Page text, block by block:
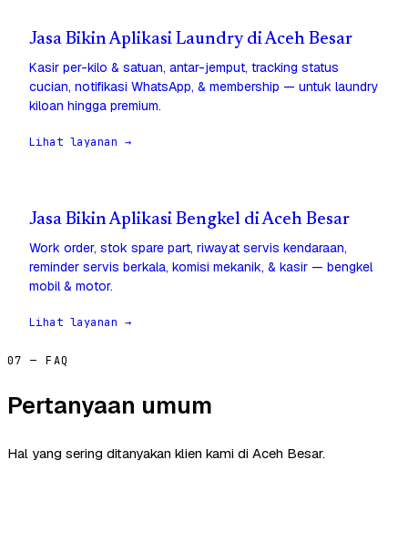
Jasa Bikin Aplikasi Laundry di Aceh Besar
Kasir per-kilo & satuan, antar-jemput, tracking status
cucian, notifikasi WhatsApp, & membership — untuk laundry
kiloan hingga premium.
Lihat layanan →
Jasa Bikin Aplikasi Bengkel di Aceh Besar
Work order, stok spare part, riwayat servis kendaraan,
reminder servis berkala, komisi mekanik, & kasir — bengkel
mobil & motor.
Lihat layanan →
07 — FAQ
Pertanyaan umum
Hal yang sering ditanyakan klien kami di Aceh Besar.